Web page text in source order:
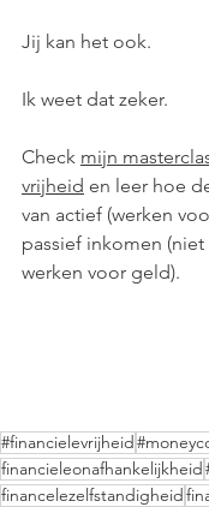
Jij kan het ook.
Ik weet dat zeker.
Check mijn
vrijheid en leer hoe
van actief (werken
passief inkomen
werken voor geld).
#financielevrijheid
financieleonafhankelijkheid
financelezelfstandigheid